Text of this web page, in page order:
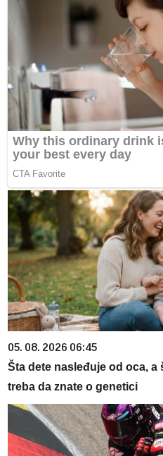
05. 08. 2026 06:45
Šta dete nasleđuje od oca, a
treba da znate o genetici